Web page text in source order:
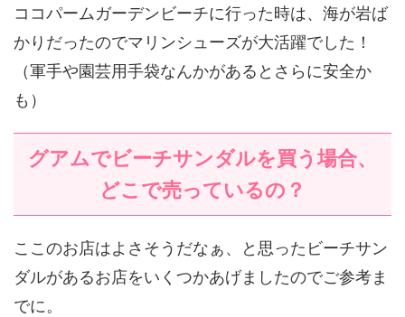
ココパームガーデンビーチに行った時は、海が岩ば
かりだったのでマリンシューズが大活躍でした！
（軍手や園芸用手袋なんかがあるとさらに安全か
も）
グアムでビーチサンダルを買う場合、
どこで売っているの？
ここのお店はよさそうだなぁ、と思ったビーチサン
ダルがあるお店をいくつかあげましたのでご参考ま
でに。